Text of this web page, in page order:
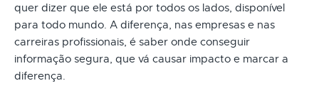
quer dizer que ele está por todos os lados, disponível
para todo mundo. A diferença, nas empresas e nas
carreiras profissionais, é saber onde conseguir
informação segura, que vá causar impacto e marcar a
diferença.